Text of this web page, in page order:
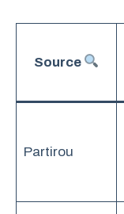
Source
Partirou